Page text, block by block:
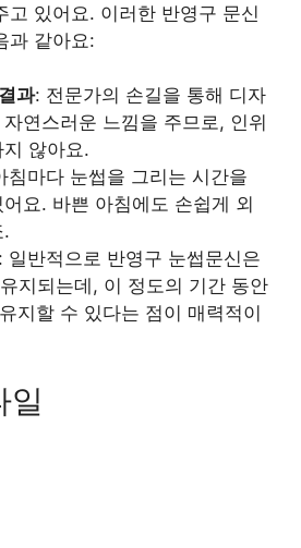
고 있어요. 이러한 반영구 문신
과 같아요:
과: 전문가의 손길을 통해 디자
연스러운 느낌을 주므로, 인위
않아요.
침마다 눈썹을 그리는 시간을
요. 바쁜 아침에도 손쉽게 외
.
: 일반적으로 반영구 눈썹문신은
지되는데, 이 정도의 기간 동안
지할 수 있다는 점이 매력적이
일